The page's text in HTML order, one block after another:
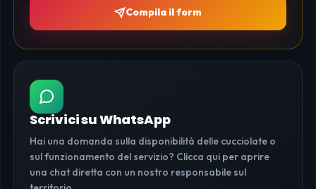
Compila il form
Scrivici su WhatsApp
Hai una domanda sulla disponibilità delle cucciolate o
sul funzionamento del servizio? Clicca qui per aprire
una chat diretta con un nostro responsabile sul